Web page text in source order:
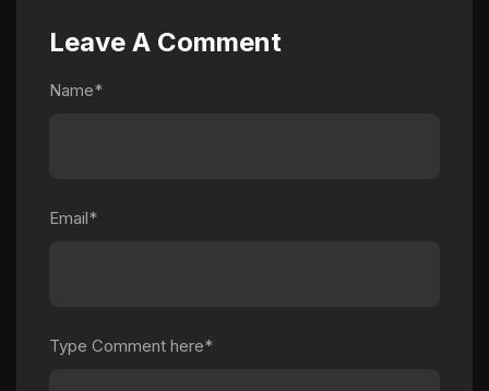
Leave A Comment
Name*
Email*
Type Comment here*